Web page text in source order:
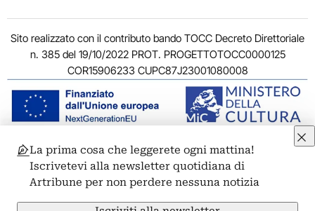
Sito realizzato con il contributo bando TOCC Decreto Direttoriale
n. 385 del 19/10/2022 PROT. PROGETTOTOCC0000125
COR15906233 CUPC87J23001080008
© 2011-2026 ARTRIBUNE srl – Corso Vittorio Emanuele II, 287 –
00186 Roma - P.I. 11381581005
Privacy: Responsabile della protezione dei dati personali
ARTRIBUNE srl – Corso Vittorio Emanuele II, 287 – 00186 Roma
La prima cosa che leggerete ogni mattina!
Iscrivetevi alla newsletter quotidiana di
Artribune per non perdere nessuna notizia